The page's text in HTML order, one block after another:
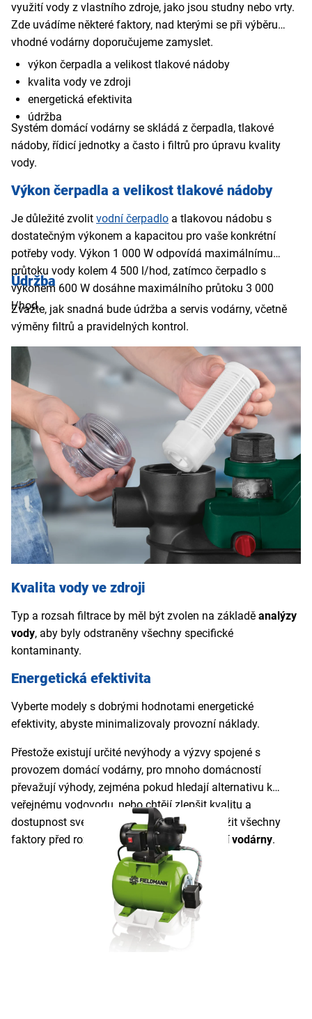
využití vody z vlastního zdroje, jako jsou studny nebo vrty.
Zde uvádíme některé faktory, nad kterými se při výběru
vhodné vodárny doporučujeme zamyslet.
výkon čerpadla a velikost tlakové nádoby
kvalita vody ve zdroji
energetická efektivita
údržba
Systém domácí vodárny se skládá z čerpadla, tlakové
nádoby, řídicí jednotky a často i filtrů pro úpravu kvality
vody.
Výkon čerpadla a velikost tlakové nádoby
Je důležité zvolit vodní čerpadlo a tlakovou nádobu s
dostatečným výkonem a kapacitou pro vaše konkrétní
potřeby vody. Výkon 1 000 W odpovídá maximálnímu
průtoku vody kolem 4 500 l/hod, zatímco čerpadlo s
výkonem 600 W dosáhne maximálního průtoku 3 000
l/hod.
Údržba
Zvažte, jak snadná bude údržba a servis vodárny, včetně
výměny filtrů a pravidelných kontrol.
Kvalita vody ve zdroji
Typ a rozsah filtrace by měl být zvolen na základě analýzy
vody, aby byly odstraněny všechny specifické
kontaminanty.
Energetická efektivita
Vyberte modely s dobrými hodnotami energetické
efektivity, abyste minimalizovaly provozní náklady.
Přestože existují určité nevýhody a výzvy spojené s
provozem domácí vodárny, pro mnoho domácností
převažují výhody, zejména pokud hledají alternativu k
veřejnému vodovodu, nebo chtějí zlepšit kvalitu a
dostupnost své vody. Důležité je pečlivě zvážit všechny
faktory před rozhodnutím o instalaci
domácí vodárny.